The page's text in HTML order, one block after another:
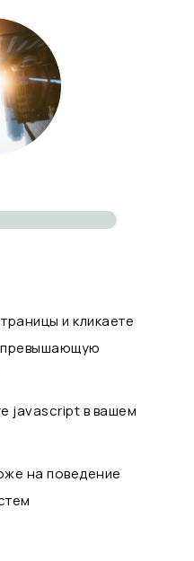
и кликаете
javascript в вашем
на поведение